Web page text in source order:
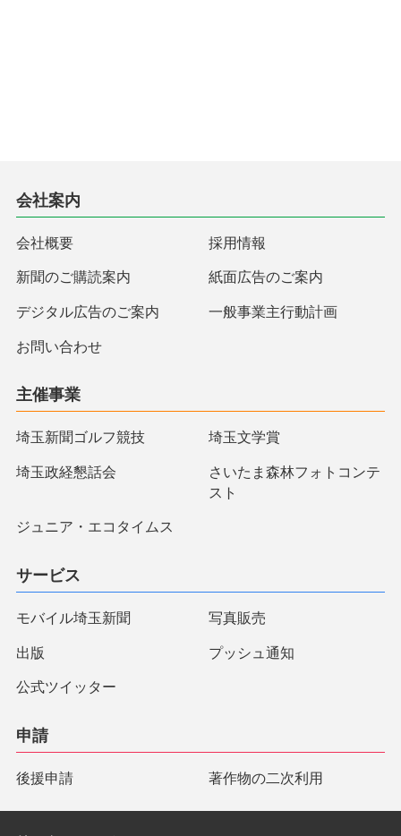
会社案内
会社概要 採用情報
新聞のご購読案内 紙面広告のご案内
デジタル広告のご案内 一般事業主行動計画
お問い合わせ
主催事業
埼玉新聞ゴルフ競技 埼玉文学賞
埼玉政経懇話会
さいたま森林フォトコンテ
スト
ジュニア・エコタイムス
サービス
モバイル埼玉新聞 写真販売
出版 プッシュ通知
公式ツイッター
申請
後援申請 著作物の二次利用